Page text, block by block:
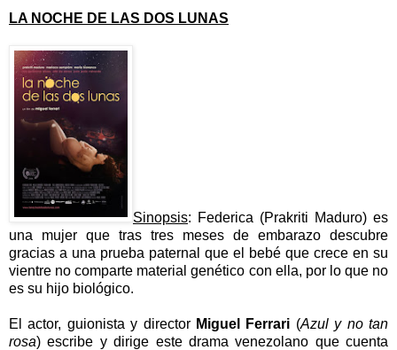
LA NOCHE DE LAS DOS LUNAS
Sinopsis: Federica (Prakriti Maduro) es
una mujer que tras tres meses de embarazo descubre
gracias a una prueba paternal que el bebé que crece en su
vientre no comparte material genético con ella, por lo que no
es su hijo biológico.
El actor, guionista y director Miguel Ferrari (Azul y no tan
rosa) escribe y dirige este drama venezolano que cuenta